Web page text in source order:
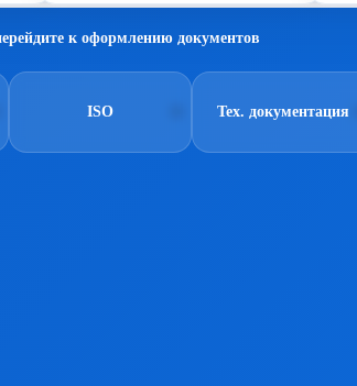
к оформлению документов
ISO Тех. документация